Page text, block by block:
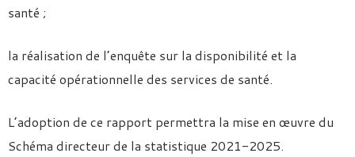
santé ;
la réalisation de l’enquête sur la disponibilité et la
capacité opérationnelle des services de santé.
L’adoption de ce rapport permettra la mise en œuvre du
Schéma directeur de la statistique 2021-2025.